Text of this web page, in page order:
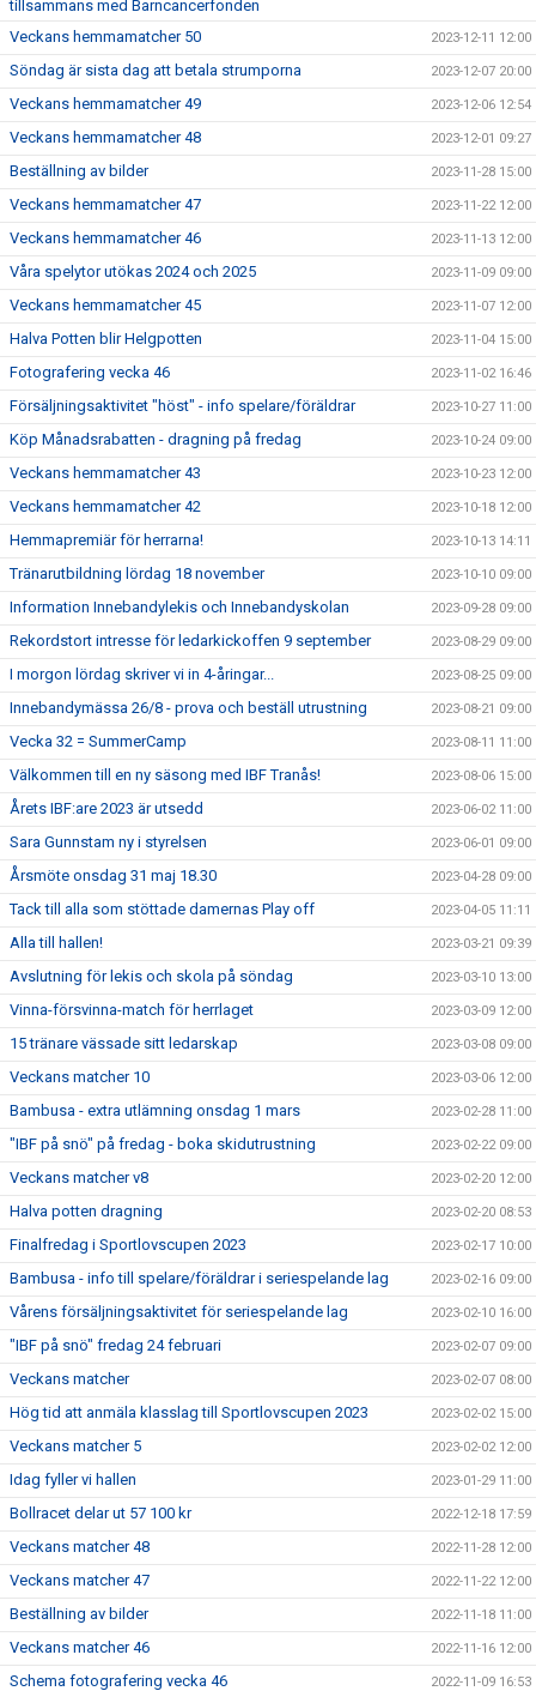
tillsammans med Barncancerfonden
Veckans hemmamatcher 50 2023-12-11 12:00
Söndag är sista dag att betala strumporna 2023-12-07 20:00
Veckans hemmamatcher 49 2023-12-06 12:54
Veckans hemmamatcher 48 2023-12-01 09:27
Beställning av bilder 2023-11-28 15:00
Veckans hemmamatcher 47 2023-11-22 12:00
Veckans hemmamatcher 46 2023-11-13 12:00
Våra spelytor utökas 2024 och 2025 2023-11-09 09:00
Veckans hemmamatcher 45 2023-11-07 12:00
Halva Potten blir Helgpotten 2023-11-04 15:00
Fotografering vecka 46 2023-11-02 16:46
Försäljningsaktivitet "höst" - info spelare/föräldrar 2023-10-27 11:00
Köp Månadsrabatten - dragning på fredag 2023-10-24 09:00
Veckans hemmamatcher 43 2023-10-23 12:00
Veckans hemmamatcher 42 2023-10-18 12:00
Hemmapremiär för herrarna! 2023-10-13 14:11
Tränarutbildning lördag 18 november 2023-10-10 09:00
Information Innebandylekis och Innebandyskolan 2023-09-28 09:00
Rekordstort intresse för ledarkickoffen 9 september 2023-08-29 09:00
I morgon lördag skriver vi in 4-åringar... 2023-08-25 09:00
Innebandymässa 26/8 - prova och beställ utrustning 2023-08-21 09:00
Vecka 32 = SummerCamp 2023-08-11 11:00
Välkommen till en ny säsong med IBF Tranås! 2023-08-06 15:00
Årets IBF:are 2023 är utsedd 2023-06-02 11:00
Sara Gunnstam ny i styrelsen 2023-06-01 09:00
Årsmöte onsdag 31 maj 18.30 2023-04-28 09:00
Tack till alla som stöttade damernas Play off 2023-04-05 11:11
Alla till hallen! 2023-03-21 09:39
Avslutning för lekis och skola på söndag 2023-03-10 13:00
Vinna-försvinna-match för herrlaget 2023-03-09 12:00
15 tränare vässade sitt ledarskap 2023-03-08 09:00
Veckans matcher 10 2023-03-06 12:00
Bambusa - extra utlämning onsdag 1 mars 2023-02-28 11:00
"IBF på snö" på fredag - boka skidutrustning 2023-02-22 09:00
Veckans matcher v8 2023-02-20 12:00
Halva potten dragning 2023-02-20 08:53
Finalfredag i Sportlovscupen 2023 2023-02-17 10:00
Bambusa - info till spelare/föräldrar i seriespelande lag 2023-02-16 09:00
Vårens försäljningsaktivitet för seriespelande lag 2023-02-10 16:00
"IBF på snö" fredag 24 februari 2023-02-07 09:00
Veckans matcher 2023-02-07 08:00
Hög tid att anmäla klasslag till Sportlovscupen 2023 2023-02-02 15:00
Veckans matcher 5 2023-02-02 12:00
Idag fyller vi hallen 2023-01-29 11:00
Bollracet delar ut 57 100 kr 2022-12-18 17:59
Veckans matcher 48 2022-11-28 12:00
Veckans matcher 47 2022-11-22 12:00
Beställning av bilder 2022-11-18 11:00
Veckans matcher 46 2022-11-16 12:00
Schema fotografering vecka 46 2022-11-09 16:53